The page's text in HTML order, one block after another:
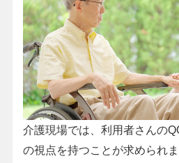
介護現場では、利用者さんの
の視点を持つことが求められま